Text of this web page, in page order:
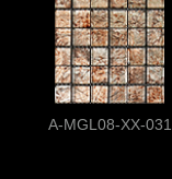
A-MGL08-XX-031